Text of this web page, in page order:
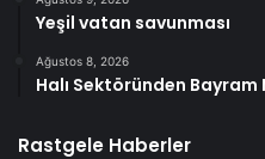
Yeşil vatan savunması
Ağustos 8, 2026
Halı Sektöründen Bayram
Rastgele Haberler